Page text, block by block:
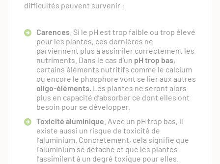
difficultés peuvent survenir :
Carences. Si le pH est trop faible ou trop élevé
pour les plantes, ces dernières ne
parviennent plus à assimiler correctement les
nutriments. Dans le cas d’un pH trop bas,
certains éléments nutritifs comme le calcium
ou encore le phosphore vont se lier aux autres
oligo-éléments. Les plantes ne seront alors
plus en capacité d’absorber ce dont elles ont
besoin pour se développer.
Toxicité aluminique . Avec un pH trop bas, il
existe aussi un risque de toxicité de
l’aluminium. Concrètement, cela signifie que
l’aluminium se détache et que les plantes
l’assimilent à un degré toxique pour elles.